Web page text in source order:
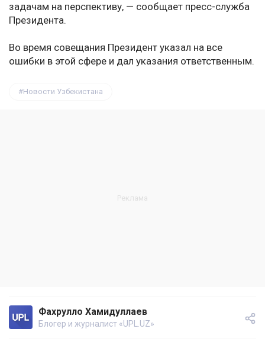
задачам на перспективу, — сообщает пресс-служба
Президента.
Во время совещания Президент указал на все
ошибки в этой сфере и дал указания ответственным.
Новости Узбекистана
Фахрулло Хамидуллаев
Блогер и журналист «UPL.UZ»